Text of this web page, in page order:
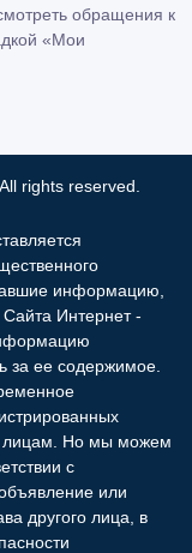
обращения к
«Мои
rights reserved.
информацию,
Сайта Интернет -
за ее содержимое.
лицам. Но мы можем
с
или
другого лица, в